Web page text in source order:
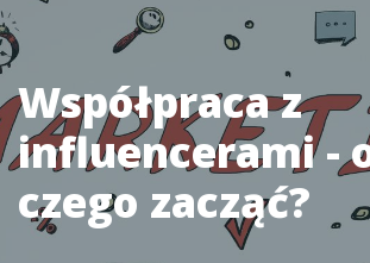
Współpraca z
influencerami -
czego zacząć?